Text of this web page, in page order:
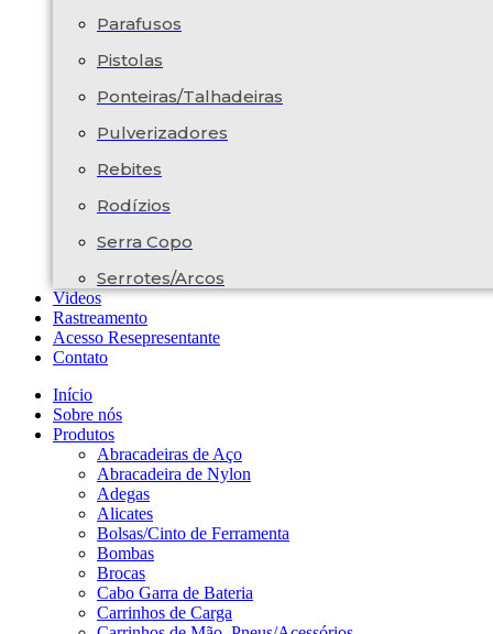
Parafusos
Pistolas
Ponteiras/Talhadeiras
Pulverizadores
Rebites
Rodízios
Serra Copo
Serrotes/Arcos
Videos
Rastreamento
Acesso Resepresentante
Contato
Início
Sobre nós
Produtos
Abracadeiras de Aço
Abracadeira de Nylon
Adegas
Alicates
Bolsas/Cinto de Ferramenta
Bombas
Brocas
Cabo Garra de Bateria
Carrinhos de Carga